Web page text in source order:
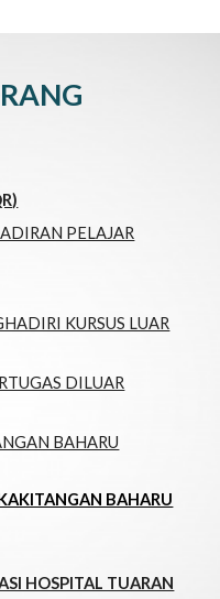
PELAJAR
KURSUS LUAR
DILUAR
BAHARU
BAHARU
HOSPITAL TUARAN